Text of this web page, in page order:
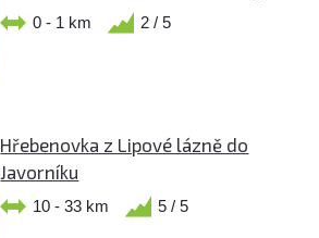
0 - 1 km 2 / 5
Hřebenovka z Lipové lázně do
Javorníku
10 - 33 km 5 / 5